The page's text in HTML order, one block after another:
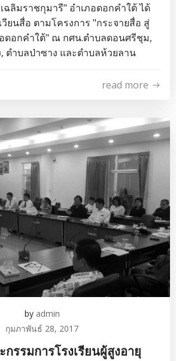
ฉลิมราชกุมารี" อำเภอดอกคำใต้ ได้
ยนสื่อ ตามโครงการ "กระจายสื่อ สู่
ดอกคำใต้" ณ กศน.ตำบลดอนศรีชุม,
ตำบลป่าซาง และตำบลห้วยลาน
read more
by admin
กุมภาพันธ์ 28, 2017
รรมการโรงเรียนผู้สูงอายุ